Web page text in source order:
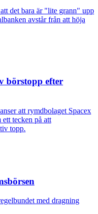
det bara är "lite grann" upp
avstår från att höja
börstopp efter
att rymdbolaget Spacex
tecken på att
topp.
med dragning